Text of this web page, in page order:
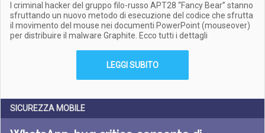
I criminal hacker del gruppo filo-russo APT28 “Fancy Bear” stanno
sfruttando un nuovo metodo di esecuzione del codice che sfrutta
il movimento del mouse nei documenti PowerPoint (mouseover)
per distribuire il malware Graphite. Ecco tutti i dettagli
LEGGI SUBITO
SICUREZZA MOBILE